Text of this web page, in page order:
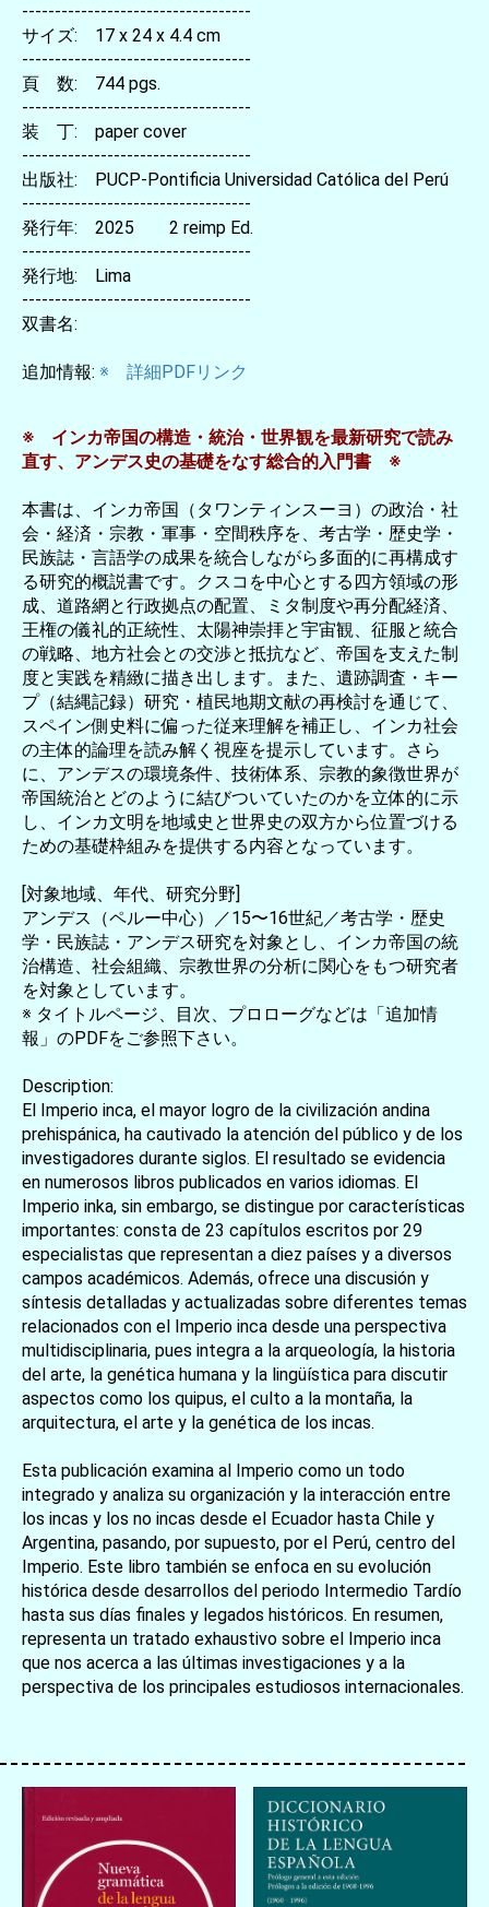
カートへ進む
-----------------------------------
サイズ: 17 x 24 x 4.4 cm
-----------------------------------
頁 数: 744 pgs.
-----------------------------------
装 丁: paper cover
-----------------------------------
出版社: PUCP-Pontificia Universidad Católica del Perú
-----------------------------------
発行年: 2025 2 reimp Ed.
-----------------------------------
発行地: Lima
-----------------------------------
双書名:
追加情報: ※ 詳細PDFリンク
※ インカ帝国の構造・統治・世界観を最新研究で読み
直す、アンデス史の基礎をなす総合的入門書 ※
本書は、インカ帝国（タワンティンスーヨ）の政治・社
会・経済・宗教・軍事・空間秩序を、考古学・歴史学・
民族誌・言語学の成果を統合しながら多面的に再構成す
る研究的概説書です。クスコを中心とする四方領域の形
成、道路網と行政拠点の配置、ミタ制度や再分配経済、
王権の儀礼的正統性、太陽神崇拝と宇宙観、征服と統合
の戦略、地方社会との交渉と抵抗など、帝国を支えた制
度と実践を精緻に描き出します。また、遺跡調査・キー
プ（結縄記録）研究・植民地期文献の再検討を通じて、
スペイン側史料に偏った従来理解を補正し、インカ社会
の主体的論理を読み解く視座を提示しています。さら
に、アンデスの環境条件、技術体系、宗教的象徴世界が
帝国統治とどのように結びついていたのかを立体的に示
し、インカ文明を地域史と世界史の双方から位置づける
ための基礎枠組みを提供する内容となっています。
[対象地域、年代、研究分野]
アンデス（ペルー中心）／15〜16世紀／考古学・歴史
学・民族誌・アンデス研究を対象とし、インカ帝国の統
治構造、社会組織、宗教世界の分析に関心をもつ研究者
を対象としています。
※ タイトルページ、目次、プロローグなどは「追加情
報」のPDFをご参照下さい。
Description:
El Imperio inca, el mayor logro de la civilización andina
prehispánica, ha cautivado la atención del público y de los
investigadores durante siglos. El resultado se evidencia
en numerosos libros publicados en varios idiomas. El
Imperio inka, sin embargo, se distingue por características
importantes: consta de 23 capítulos escritos por 29
especialistas que representan a diez países y a diversos
campos académicos. Además, ofrece una discusión y
síntesis detalladas y actualizadas sobre diferentes temas
relacionados con el Imperio inca desde una perspectiva
multidisciplinaria, pues integra a la arqueología, la historia
del arte, la genética humana y la lingüística para discutir
aspectos como los quipus, el culto a la montaña, la
arquitectura, el arte y la genética de los incas.
Esta publicación examina al Imperio como un todo
integrado y analiza su organización y la interacción entre
los incas y los no incas desde el Ecuador hasta Chile y
Argentina, pasando, por supuesto, por el Perú, centro del
Imperio. Este libro también se enfoca en su evolución
histórica desde desarrollos del periodo Intermedio Tardío
hasta sus días finales y legados históricos. En resumen,
representa un tratado exhaustivo sobre el Imperio inca
que nos acerca a las últimas investigaciones y a la
perspectiva de los principales estudiosos internacionales.